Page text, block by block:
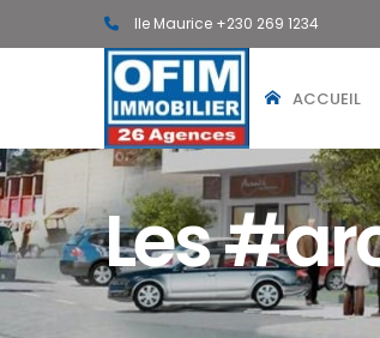
Ile Maurice +230 269 1234
ACCUEIL
Les